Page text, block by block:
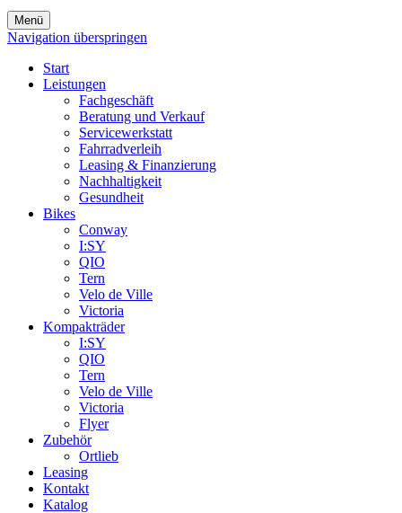
Menü
Navigation überspringen
Start
Leistungen
Fachgeschäft
Beratung und Verkauf
Servicewerkstatt
Fahrradverleih
Leasing & Finanzierung
Nachhaltigkeit
Gesundheit
Bikes
Conway
I:SY
QIO
Tern
Velo de Ville
Victoria
Kompakträder
I:SY
QIO
Tern
Velo de Ville
Victoria
Flyer
Zubehör
Ortlieb
Leasing
Kontakt
Katalog